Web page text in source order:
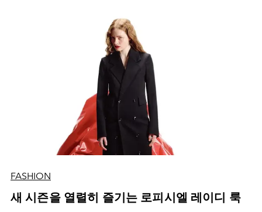
FASHION
새 시즌을 열렬히 즐기는 로피시엘 레이디 룩